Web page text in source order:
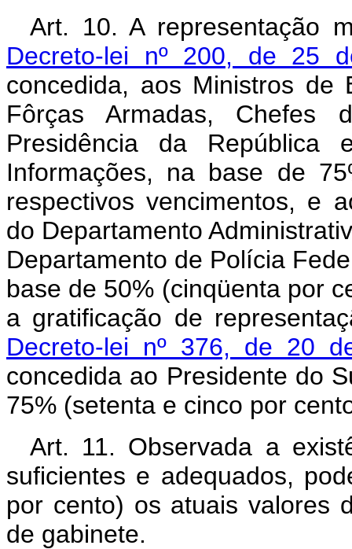
Art. 10. A representação
Decreto-lei nº 200, de 25
concedida, aos Ministros de
Fôrças Armadas,
Presidência da
Informações, na base de
respectivos vencimentos, e
do Departamento
Departamento de Polícia
base de 50% (cinqüenta por
a gratificação de
Decreto-lei nº 376, de 20
concedida ao Presidente do
75% (setenta e cinco por
Art. 11. Observada a
suficientes e adequados,
por cento) os atuais valores
de gabinete.